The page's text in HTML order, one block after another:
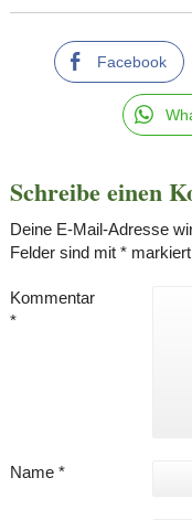
Facebook
Schreibe einen
Deine E-Mail-Adresse
Felder sind mit *markiert
Kommentar
*
Name *